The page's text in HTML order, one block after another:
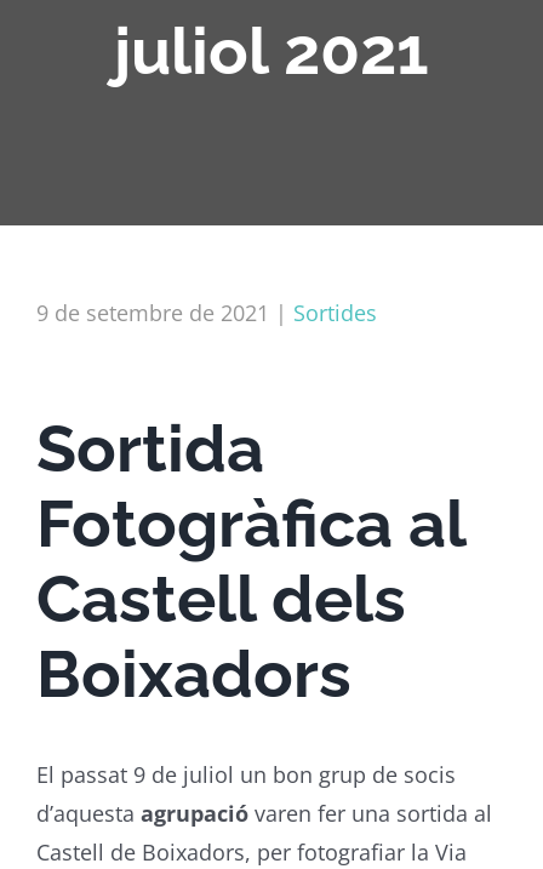
juliol 2021
9 de setembre de 2021 | Sortides
Sortida
Fotogràfica al
Castell dels
Boixadors
El passat 9 de juliol un bon grup de socis
d’aquesta agrupacióvaren fer una sortida al
Castell de Boixadors, per fotografiar la Via